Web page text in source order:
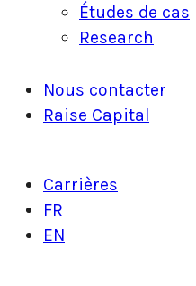
Études de cas
Research
Nous contacter
Raise Capital
Carrières
FR
EN